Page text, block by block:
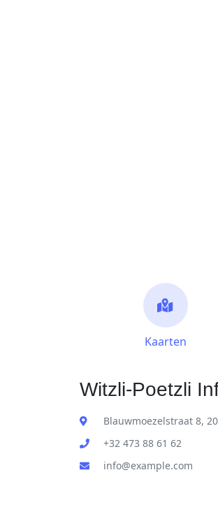
Kaarten
Witzli-Poetzli
Blauwmoezelstraat 8,
+32 473 88 61 62
info@example.com